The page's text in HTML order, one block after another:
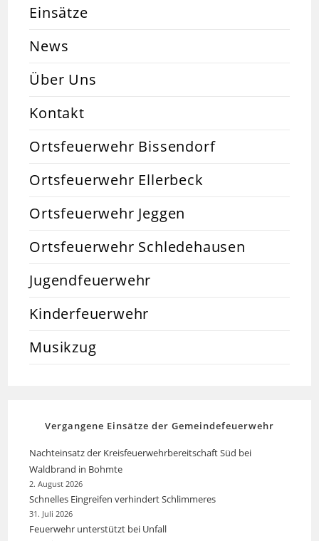
Einsätze
News
Über Uns
Kontakt
Ortsfeuerwehr Bissendorf
Ortsfeuerwehr Ellerbeck
Ortsfeuerwehr Jeggen
Ortsfeuerwehr Schledehausen
Jugendfeuerwehr
Kinderfeuerwehr
Musikzug
Vergangene Einsätze der Gemeindefeuerwehr
Nachteinsatz der Kreisfeuerwehrbereitschaft Süd bei
Waldbrand in Bohmte
2. August 2026
Schnelles Eingreifen verhindert Schlimmeres
31. Juli 2026
Feuerwehr unterstützt bei Unfall